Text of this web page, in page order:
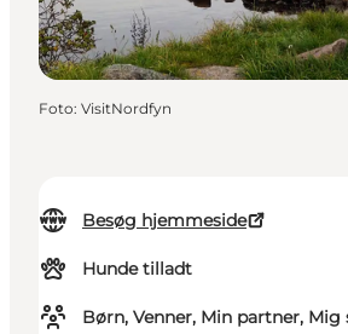
Besøg hjemmeside
Hunde tilladt
Børn, Venner, Min partner, Mig
Foto: VisitNordfyn